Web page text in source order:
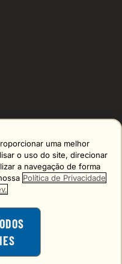
alcoólicas é
de 18 anos.
novo mais tarde!
uma melhor
o uso do site, direcionar
a navegação de forma
Política de Privacidade